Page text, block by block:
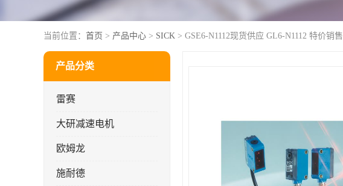
当前位置： 首页 > 产品中心 > SICK > GSE6-N1112现货供应 GL6-N1112 特价销售
产品分类
雷赛
大研减速电机
欧姆龙
施耐德